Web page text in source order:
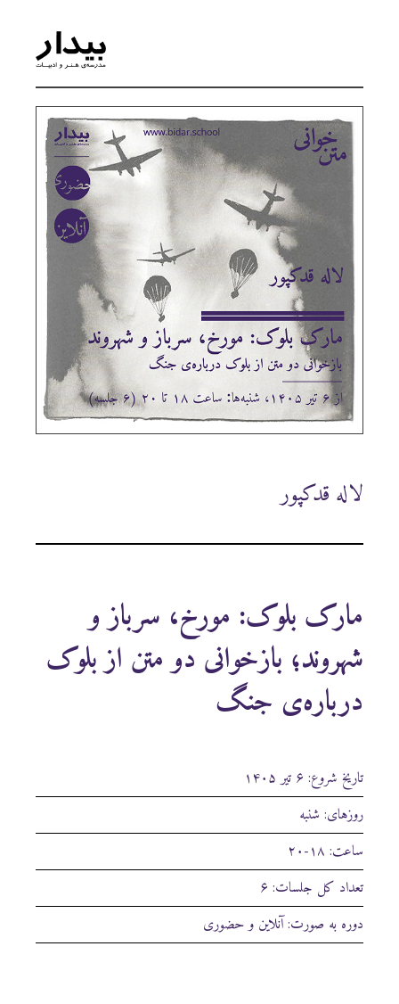
لاله قدکپور
مارک بلوک: مورخ، سرباز و
شهروند؛ بازخوانی دو متن از بلوک
درباره‌ی جنگ
تاریخ شروع: ۶ تیر ۱۴۰۵
روزهای: شنبه
ساعت: ۱۸-۲۰
تعداد کل جلسات: ۶
دوره به صورت: آنلاین و حضوری